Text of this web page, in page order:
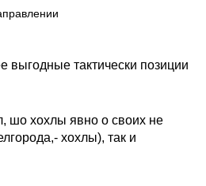
выгодные тактически позиции
шо хохлы явно о своих не
хохлы), так и